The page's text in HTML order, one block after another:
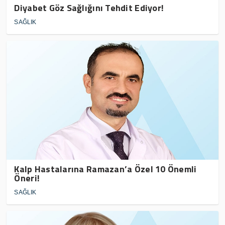
Diyabet Göz Sağlığını Tehdit Ediyor!
SAĞLIK
Kalp Hastalarına Ramazan’a Özel 10 Önemli
Öneri!
SAĞLIK